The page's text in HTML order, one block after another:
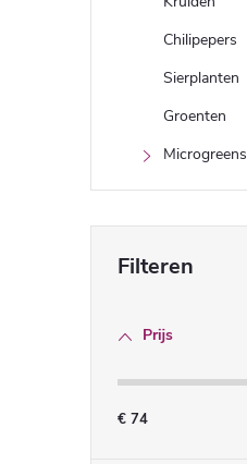
Chilipepers
Sierplanten
Groenten
Microgreens
Prijs
€ 74